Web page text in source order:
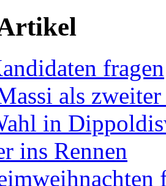
fragen
als
in
ins Rennen